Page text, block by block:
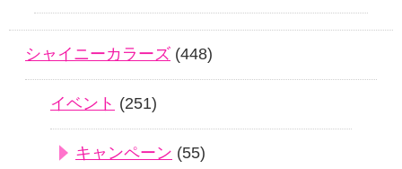
シャイニーカラーズ (448)
イベント (251)
キャンペーン (55)